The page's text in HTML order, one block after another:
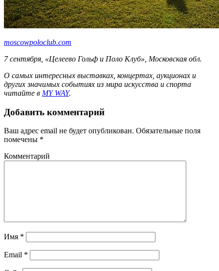
moscowpoloclub.com
7 сентября, «Целеево Гольф и Поло Клуб», Московская обл.
О самых интересных выставках, концертах, аукционах и
других значимых событиях из мира искусства и спорта
читайте в MY WAY.
Добавить комментарий
Ваш адрес email не будет опубликован. Обязательные поля
помечены *
Комментарий
Имя *
Email *